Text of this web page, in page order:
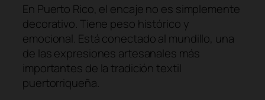
En Puerto Rico, el encaje no es simplemente
decorativo. Tiene peso histórico y
emocional. Está conectado al mundillo, una
de las expresiones artesanales más
importantes de la tradición textil
puertorriqueña.